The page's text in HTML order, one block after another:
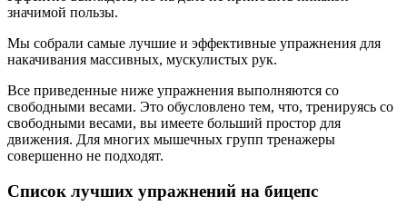
значимой пользы.
Мы собрали самые лучшие и эффективные упражнения для
накачивания массивных, мускулистых рук.
Все приведенные ниже упражнения выполняются со
свободными весами. Это обусловлено тем, что, тренируясь со
свободными весами, вы имеете больший простор для
движения. Для многих мышечных групп тренажеры
совершенно не подходят.
Список лучших упражнений на бицепс